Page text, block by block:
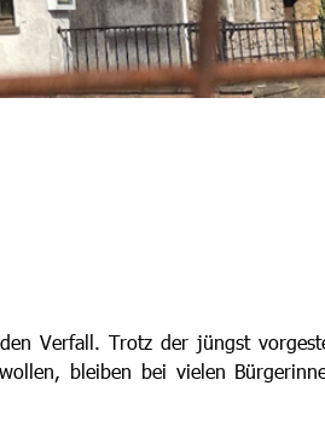
Verfall. Trotz der jüngst
bleiben bei vielen